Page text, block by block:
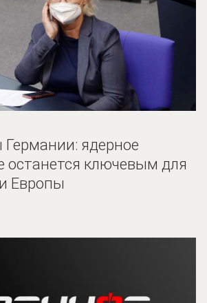
ядерное
останется ключевым для
Европы